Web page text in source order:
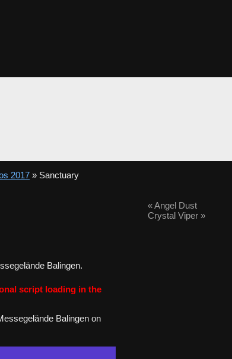
2017 » Sanctuary
Balingen.
script loading in the
Balingen on
«Angel Dust
Crystal Viper »